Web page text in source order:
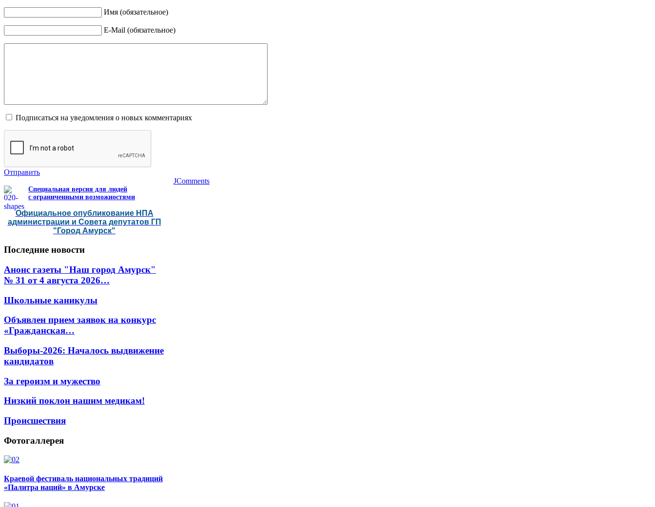
Имя (обязательное)
E-Mail (обязательное)
Подписаться на уведомления о новых комментариях
Отправить
JComments
Специальная версия для людей
с ограниченными возможностями
Официальное опубликование НПА
администрации и Совета депутатов ГП
"Город Амурск"
Последние новости
Анонс газеты "Наш город Амурск"
№ 31 от 4 августа 2026…
Школьные каникулы
Объявлен прием заявок на конкурс
«Гражданская…
Выборы-2026: Началось выдвижение
кандидатов
За героизм и мужество
Низкий поклон нашим медикам!
Происшествия
Фотогаллерея
Краевой фестиваль национальных традиций
«Палитра наций» в Амурске